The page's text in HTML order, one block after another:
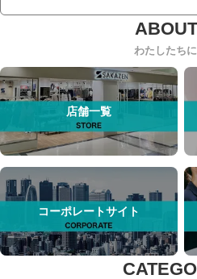
わたしたち
店舗一覧
コーポレートサイト